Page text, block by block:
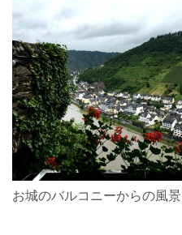
お城のバルコニーからの風景